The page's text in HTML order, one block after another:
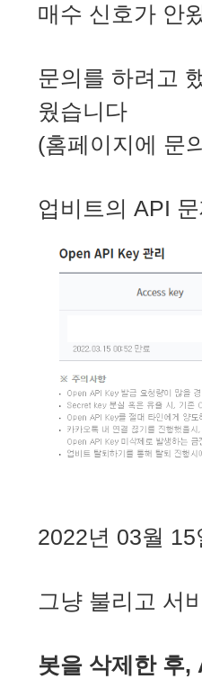
매수 신호가 안
문의를 하려고
웠습니다
(홈페이지에 문
업비트의 API
2022년 03월
그냥 불리고 서
봇을 삭제한 후,